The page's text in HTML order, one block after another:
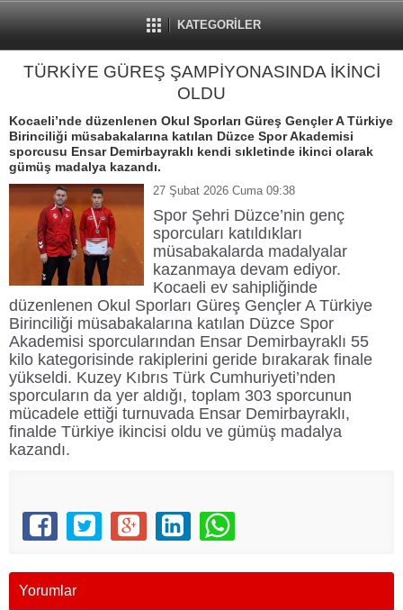
KATEGORİLER
TÜRKİYE GÜREŞ ŞAMPİYONASINDA İKİNCİ
OLDU
Kocaeli’nde düzenlenen Okul Sporları Güreş Gençler A Türkiye
Birinciliği müsabakalarına katılan Düzce Spor Akademisi
sporcusu Ensar Demirbayraklı kendi sıkletinde ikinci olarak
gümüş madalya kazandı.
27 Şubat 2026 Cuma 09:38
Spor Şehri Düzce’nin genç
sporcuları katıldıkları
müsabakalarda madalyalar
kazanmaya devam ediyor.
Kocaeli ev sahipliğinde
düzenlenen Okul Sporları Güreş Gençler A Türkiye
Birinciliği müsabakalarına katılan Düzce Spor
Akademisi sporcularından Ensar Demirbayraklı 55
kilo kategorisinde rakiplerini geride bırakarak finale
yükseldi. Kuzey Kıbrıs Türk Cumhuriyeti’nden
sporcuların da yer aldığı, toplam 303 sporcunun
mücadele ettiği turnuvada Ensar Demirbayraklı,
finalde Türkiye ikincisi oldu ve gümüş madalya
kazandı.
Yorumlar